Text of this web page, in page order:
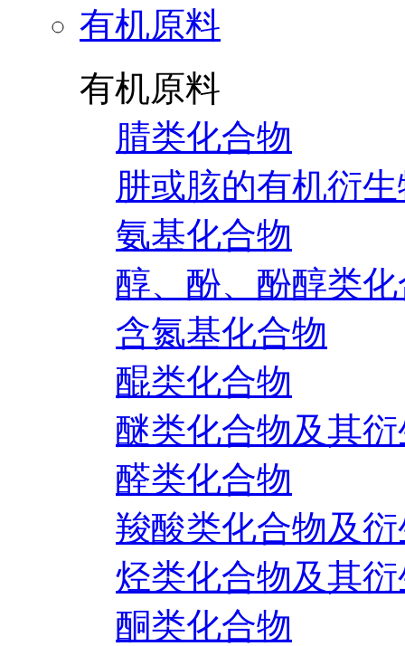
有机原料
有机原料
腈类化合物
肼或胲的有机衍
氨基化合物
醇、酚、酚醇类
含氮基化合物
醌类化合物
醚类化合物及其
醛类化合物
羧酸类化合物及
烃类化合物及其
酮类化合物